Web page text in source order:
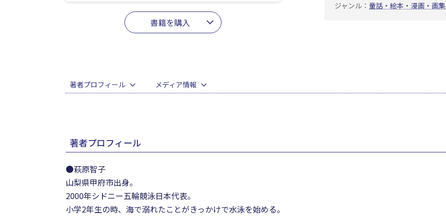
書籍を購入
ジャンル： 童話・絵本・漫画・画
著者プロフィール メディア情報
著者プロフィール
●萩原智子
山梨県甲府市出身。
2000年シドニー五輪競泳日本代表。
小学2年生の時、海で溺れたことがきっかけで水泳を始める。